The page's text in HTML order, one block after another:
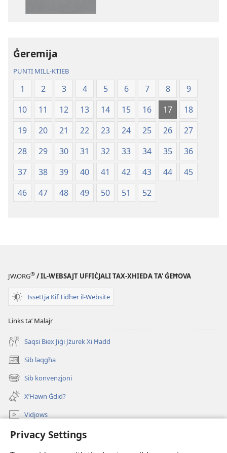
Privacy Settings
l-
Iskrittura
Mqaddsa
(Reviżjoni
tal-
2013)
Ġdida
taʼ
Iskrittura
Mqaddsa
(Reviżjoni
tal-
2013)
Ġeremija
PUNTI MILL-KTIEB
1 2 3 4 5 6 7 8
9
10
11 12 13 14 15 16 17
18
19
20 21 22 23 24 25 26
27
28
29 30 31 32 33 34 35
36
37
38 39 40 41 42 43 44
45
46
47 48 49 50 51 52
JW.ORG® / IL-WEBSAJT UFFIĊJALI TAX-XHIEDA TA' ĠEĦOVA
Issettja Kif Tidher il-Website
Links taʼ Malajr
Saqsi Biex Jiġi Jżurek Xi Ħadd
Sib laqgħa
(opens
new
window)
Sib konvenzjoni
(opens
new
window)
X’Hawn Ġdid?
Vidjows
Fittex f’JW.ORG